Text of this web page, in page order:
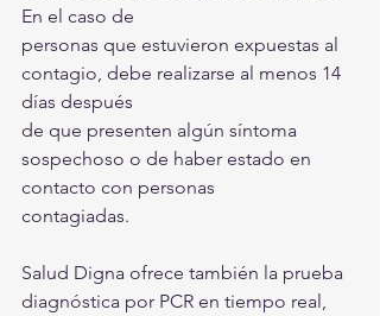
En el caso de
personas que estuvieron expuestas al
contagio, debe realizarse al menos 14
días después
de que presenten algún síntoma
sospechoso o de haber estado en
contacto con personas
contagiadas.
Salud Digna ofrece también la prueba
diagnóstica por PCR en tiempo real,